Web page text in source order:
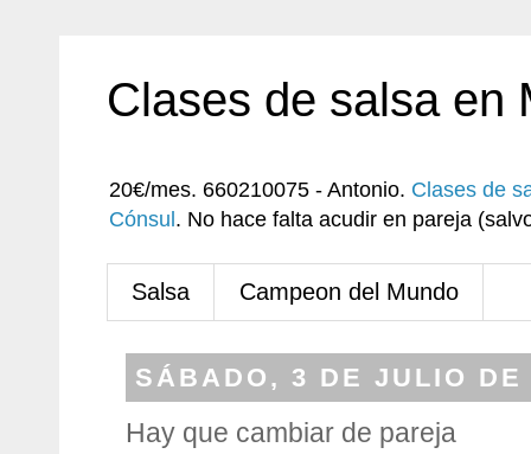
Clases de salsa en
20€/mes. 660210075 - Antonio. Clases de
Cónsul . No hace falta acudir en pareja
Salsa Campeon del Mundo
SÁBADO, 3 DE JULIO DE
Hay que cambiar de pareja